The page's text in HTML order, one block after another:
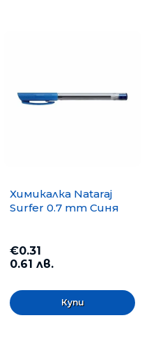
Химикалка Nataraj
Surfer 0.7 mm Синя
€0.31
0.61 лв.